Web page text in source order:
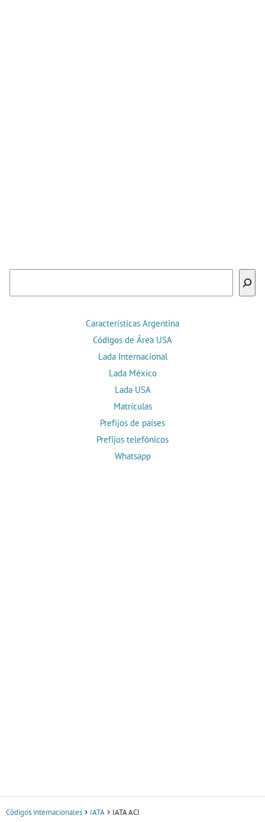
Características Argentina
Códigos de Área USA
Lada Internacional
Lada México
Lada USA
Matrículas
Prefijos de países
Prefijos telefónicos
Whatsapp
Códigos internacionales IATA IATA ACI